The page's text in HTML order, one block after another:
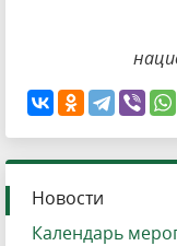
Новости
Календарь